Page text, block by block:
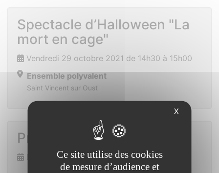
Spectacle d’Halloween "La
mort en cage"
Vendredi 29 octobre 2021 de 14h30 à 15h00
Ensemble polyvalent
Saint Vincent sur Oust
Prix des lecteurs
Dimanche 7 novembre 2021
X
Ce site utilise des cookies
de mesure d’audience et